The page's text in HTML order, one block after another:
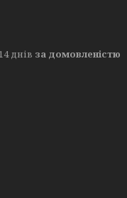
днів за домовленістю